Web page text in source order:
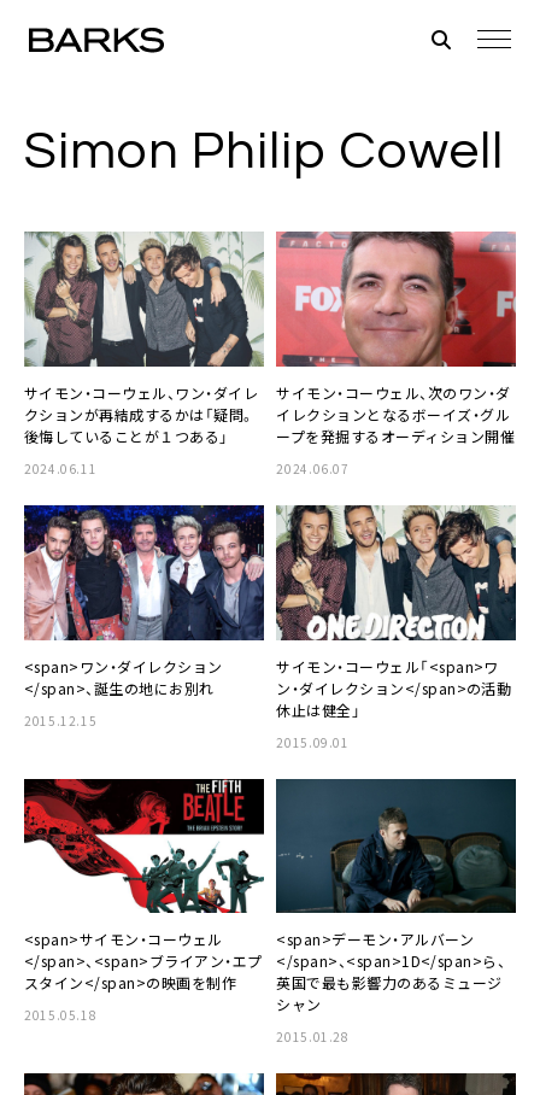
Simon Philip Cowell
サイモン・コーウェル、ワン・ダイレ
クションが再結成するかは「疑問。
後悔していることが１つある」
2024.06.11
サイモン・コーウェル、次のワン・ダ
イレクションとなるボーイズ・グル
ープを発掘するオーディション開催
2024.06.07
<span>ワン・ダイレクション
</span>、誕生の地にお別れ
2015.12.15
サイモン・コーウェル「<span>ワ
ン・ダイレクション</span>の活動
休止は健全」
2015.09.01
<span>サイモン・コーウェル
</span>、<span>ブライアン・エプ
スタイン</span>の映画を制作
2015.05.18
<span>デーモン・アルバーン
</span>、<span>1D</span>ら、
英国で最も影響力のあるミュージ
シャン
2015.01.28